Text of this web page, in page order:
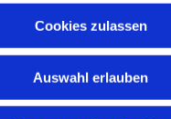
Cookies zulassen
Auswahl erlauben
als ein
aller
ist ein Künstler.